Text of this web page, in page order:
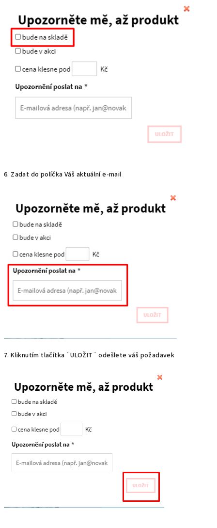
6. Zadat do políčka Váš aktuální e-mail
7. Kliknutím tlačítka ¨ULOŽIT¨ odešlete váš požadavek